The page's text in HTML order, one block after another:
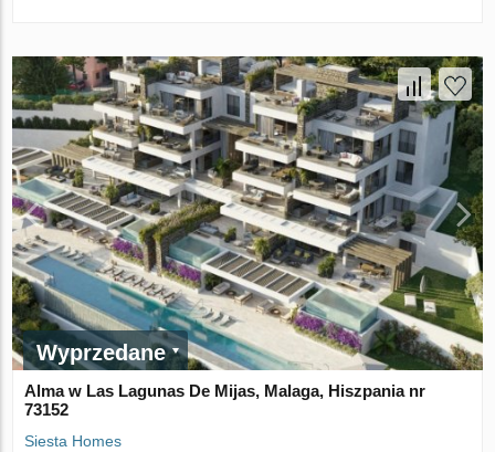
Wyprzedane
Alma w Las Lagunas De Mijas, Malaga, Hiszpania nr
73152
Siesta Homes